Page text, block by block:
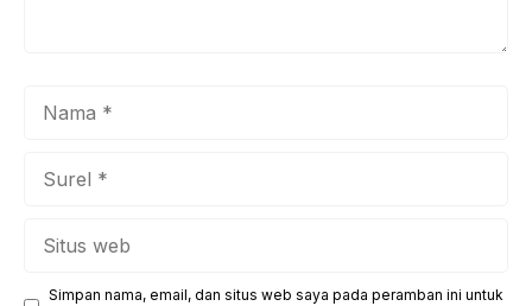
Simpan nama, email, dan situs web saya pada peramban ini untuk